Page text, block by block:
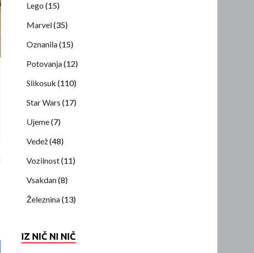
Lego (15)
Marvel(35)
Oznanila(15)
Potovanja(12)
Slikosuk (110)
Star Wars (17)
Ujeme(7)
Vedež(48)
Vozilnost(11)
Vsakdan(8)
Železnina(13)
IZ NIČ NI NIČ